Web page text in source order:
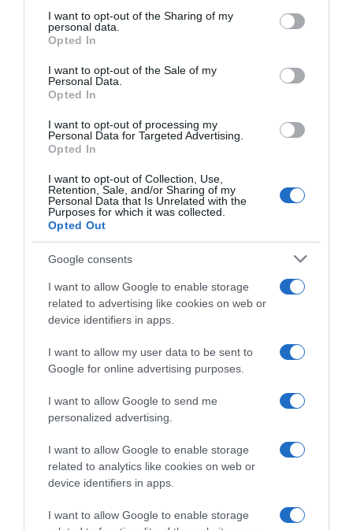
not limited to your visit or usage behaviour. You may click to
grant or deny consent to Google and its third-party tags to
use your data for below specified purposes in below Google
consent section.
I want to opt-out of the Sharing of my
personal data.
Opted In
I want to opt-out of the Sale of my
Personal Data.
Opted In
I want to opt-out of processing my
Personal Data for Targeted Advertising.
Opted In
I want to opt-out of Collection, Use,
Retention, Sale, and/or Sharing of my
Personal Data that Is Unrelated with the
Purposes for which it was collected.
Opted Out
Google consents
I want to allow Google to enable storage
related to advertising like cookies on web or
device identifiers in apps.
I want to allow my user data to be sent to
Google for online advertising purposes.
I want to allow Google to send me
personalized advertising.
I want to allow Google to enable storage
related to analytics like cookies on web or
device identifiers in apps.
I want to allow Google to enable storage
Korábbi bejegyzések
HASONLÓ BEJEGYZÉSEK